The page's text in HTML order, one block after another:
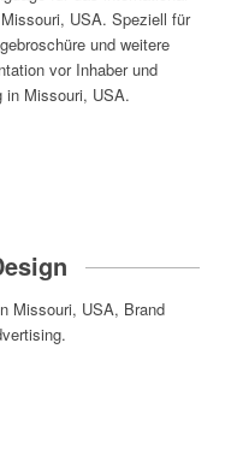
Missouri, USA. Speziell für
und weitere
vor Inhaber und
in Missouri, USA.
Missouri, USA, Brand